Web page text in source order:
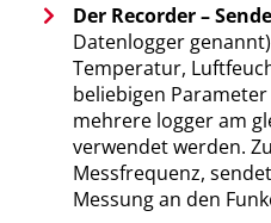
Der Recorder –
Datenlogger
Temperatur,
beliebigen
mehrere logger am
verwendet werden.
Messfrequenz,
Messung an den